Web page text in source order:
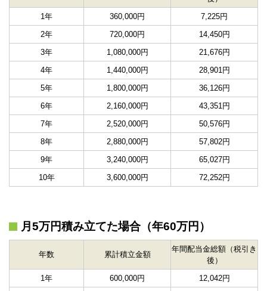
1年
360,000円
7,225円
2年
720,000円
14,450円
3年
1,080,000円
21,676円
4年
1,440,000円
28,901円
5年
1,800,000円
36,126円
6年
2,160,000円
43,351円
7年
2,520,000円
50,576円
8年
2,880,000円
57,802円
9年
3,240,000円
65,027円
10年
3,600,000円 72,252円
月5万円積み立てた場合（年60万円）
年数 累計積立金額
年間配当金総額（税引き
後）
1年
600,000円
12,042円